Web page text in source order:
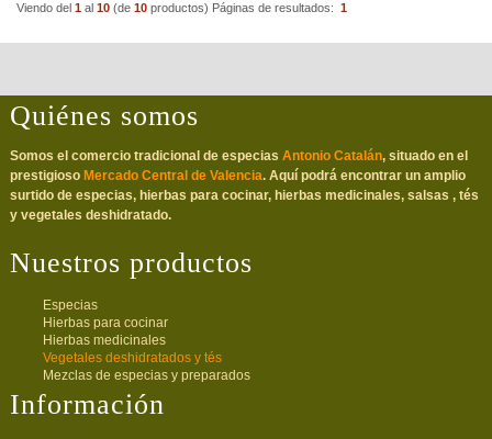
Viendo del 1 al 10 (de 10 productos) Páginas de resultados: 1
Quiénes somos
Somos el comercio tradicional de especias Antonio Catalán, situado en el
prestigioso Mercado Central de Valencia. Aquí podrá encontrar un amplio
surtido de especias, hierbas para cocinar, hierbas medicinales, salsas , tés
y vegetales deshidratado.
Nuestros productos
Especias
Hierbas para cocinar
Hierbas medicinales
Vegetales deshidratados y tés
Mezclas de especias y preparados
Información